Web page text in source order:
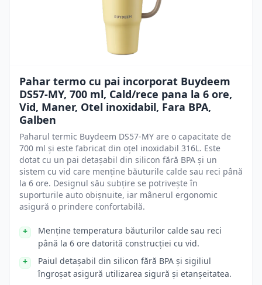
Pahar termo cu pai incorporat Buydeem
DS57-MY, 700 ml, Cald/rece pana la 6 ore,
Vid, Maner, Otel inoxidabil, Fara BPA,
Galben
Paharul termic Buydeem DS57-MY are o capacitate de
700 ml și este fabricat din oțel inoxidabil 316L. Este
dotat cu un pai detașabil din silicon fără BPA și un
sistem cu vid care menține băuturile calde sau reci până
la 6 ore. Designul său subțire se potrivește în
suporturile auto obișnuite, iar mânerul ergonomic
asigură o prindere confortabilă.
Menține temperatura băuturilor calde sau reci
până la 6 ore datorită construcției cu vid.
Paiul detașabil din silicon fără BPA și sigiliul
îngroșat asigură utilizarea sigură și etanșeitatea.